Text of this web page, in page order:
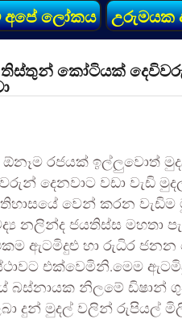
අපේ ලෝකය
උරුමයක
කෝටියක්
ඕනෑම රජයක් ඉල්ලුවොත්
දෙනවාට වඩා වැඩි
වෙන් කරන වැඩිම
නලින්ද ජයතිස්ස මහතා
ඇටමිදුළු හා රුධිර
එක්වෙමිනි.මෙම
බස්නායක නිලමේ ඩිෂාන්
දුන් මුදල් වලින් රුපියල්